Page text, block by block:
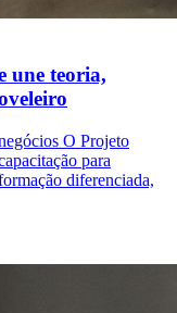
une teoria,
O Projeto
para
diferenciada,